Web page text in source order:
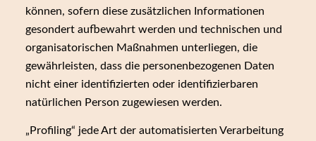
können, sofern diese zusätzlichen Informationen
gesondert aufbewahrt werden und technischen und
organisatorischen Maßnahmen unterliegen, die
gewährleisten, dass die personenbezogenen Daten
nicht einer identifizierten oder identifizierbaren
natürlichen Person zugewiesen werden.
„Profiling“ jede Art der automatisierten Verarbeitung